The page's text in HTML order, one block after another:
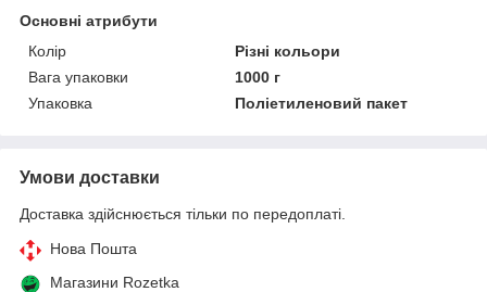
Основні атрибути
Колір
Різні кольори
Вага упаковки
1000 г
Упаковка
Поліетиленовий пакет
Умови доставки
Доставка здійснюється тільки по передоплаті.
Нова Пошта
Магазини Rozetka